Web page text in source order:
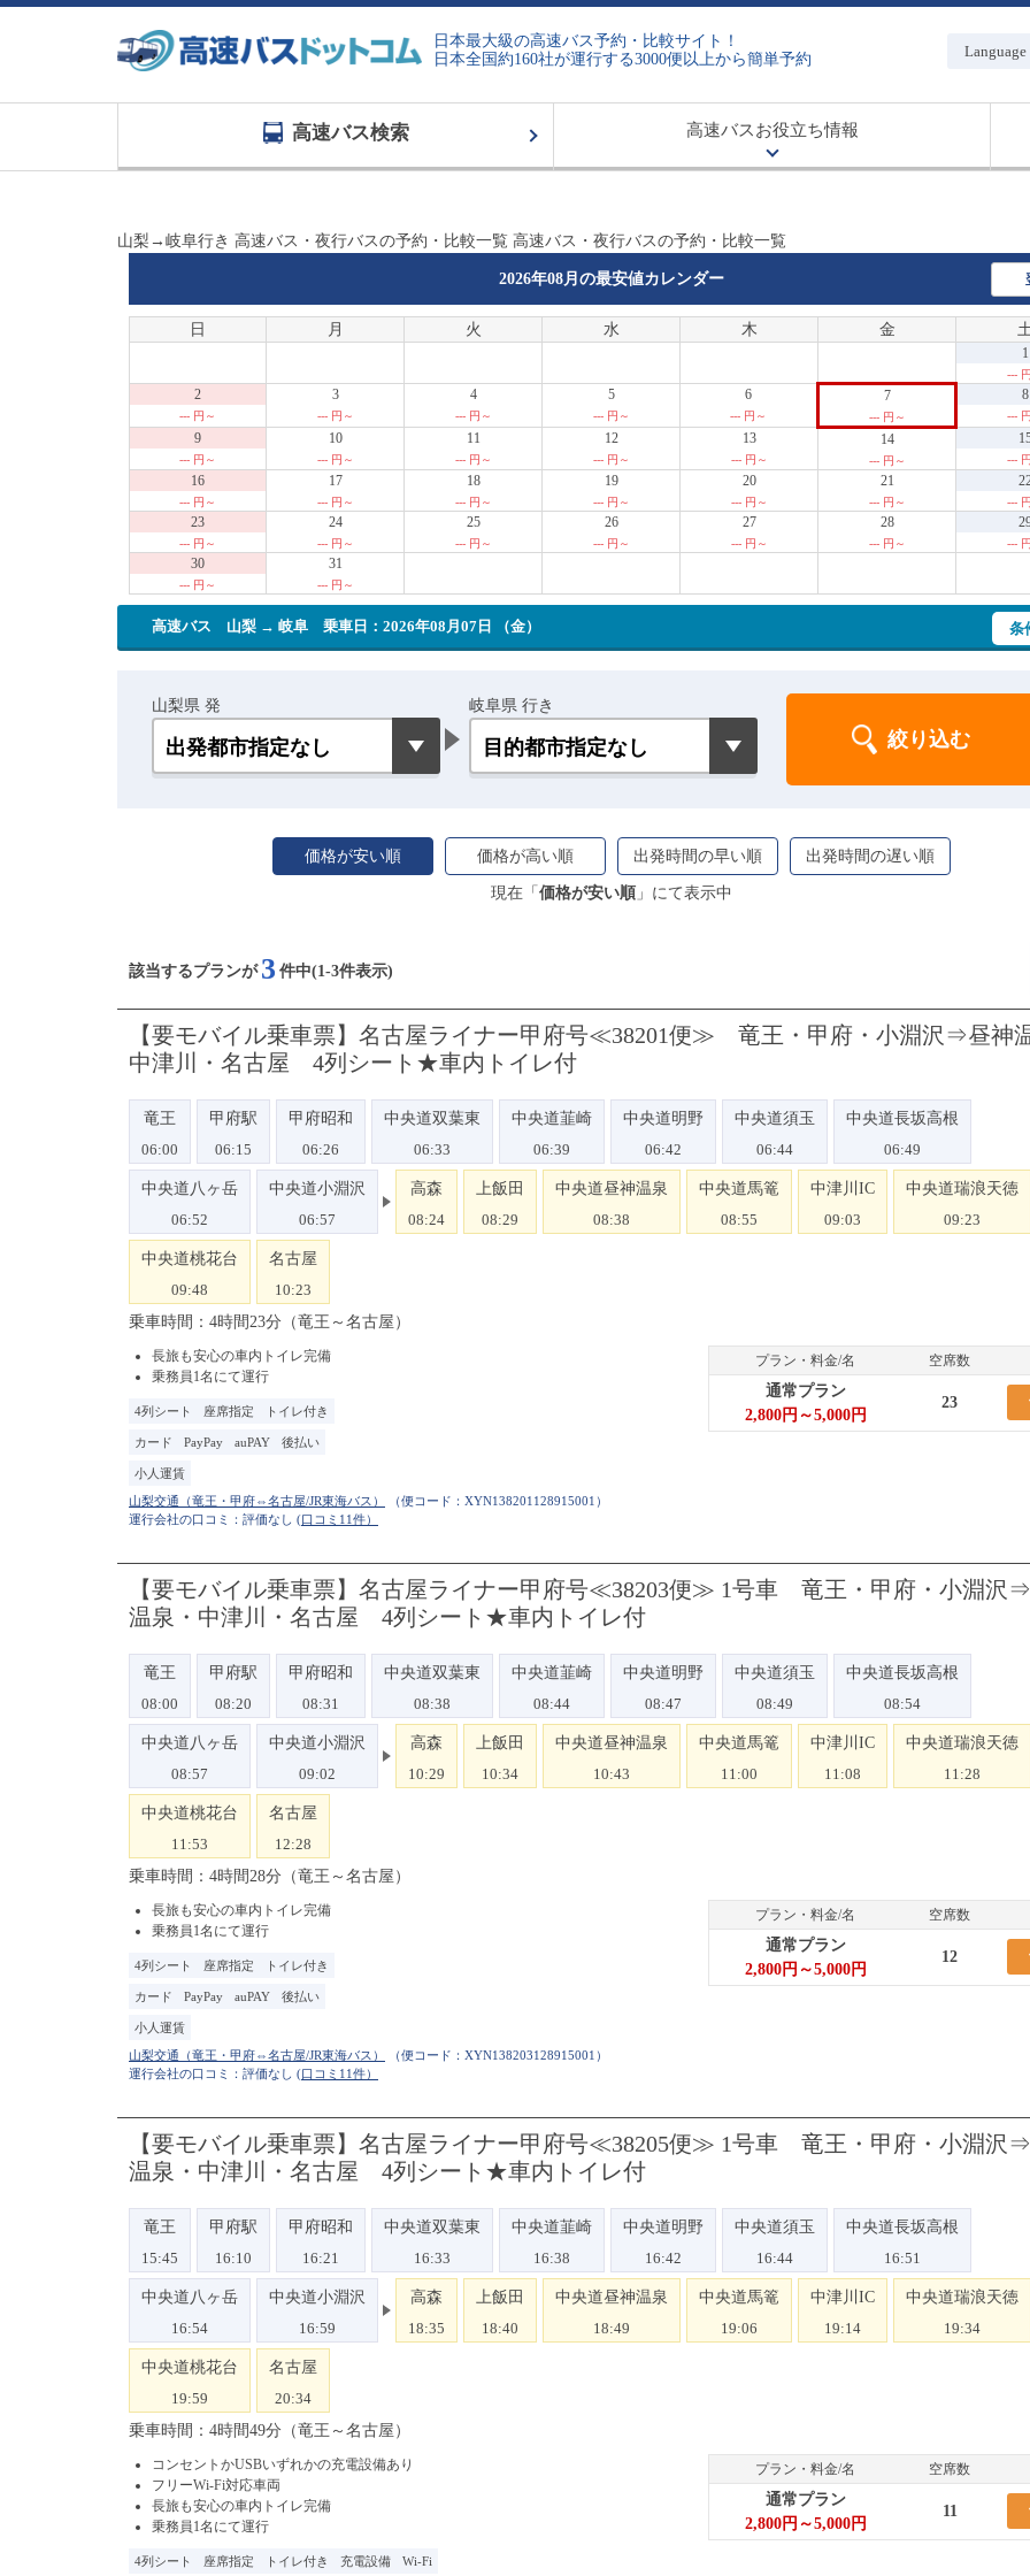
日本最大級の高速バス予約・比較サイト！
日本全国約160社が運行する3000便以上から簡単予約
Language
高速バス検索 高速バスお役立ち情報
山梨→岐阜行き 高速バス・夜行バスの予約・比較一覧 高速バス・夜行バスの予約・比較一覧
2026年08月の最安値カレンダー
日 月 火 水 木 金
1
---
2
--- 円～
3
--- 円～
4
--- 円～
5
--- 円～
6
--- 円～
7
--- 円～
8
---
9
--- 円～
10
--- 円～
11
--- 円～
12
--- 円～
13
--- 円～
14
--- 円～ ---
16
--- 円～
17
--- 円～
18
--- 円～
19
--- 円～
20
--- 円～
21
--- 円～ ---
23
--- 円～
24
--- 円～
25
--- 円～
26
--- 円～
27
--- 円～
28
--- 円～ ---
30
--- 円～
31
--- 円～
高速バス 山梨 → 岐阜 乗車日：2026年08月07日 （金） 条
山梨県 発 岐阜県 行き
価格が安い順 価格が高い順 出発時間の早い順 出発時間の遅い順
現在「 価格が安い順 」にて表示中
該当するプランが 3 件中(1-3件表示)
【要モバイル乗車票】名古屋ライナー甲府号≪38201便≫ 竜王・甲府・小淵沢⇒昼神
中津川・名古屋 4列シート★車内トイレ付
（便コード： XYN138201128915001 ）
運行会社の口コミ：評価なし (口コミ11件）
竜王
06:00
甲府駅
06:15
甲府昭和
06:26
中央道双葉東
06:33
中央道韮崎
06:39
中央道明野
06:42
中央道須玉
06:44
中央道長坂高根
06:49
中央道八ヶ岳
06:52
中央道小淵沢
06:57
高森
08:24
上飯田
08:29
中央道昼神温泉
08:38
中央道馬篭
08:55
中津川IC
09:03
中央道瑞浪天徳
09:23
中央道桃花台
09:48
名古屋
10:23
乗車時間：4時間23分（竜王～名古屋）
4列シート 座席指定 トイレ付き
長旅も安心の車内トイレ完備
乗務員1名にて運行
カード PayPay auPAY 後払い
小人運賃
プラン・料金/名 空席数
通常プラン
2,800円～5,000円
23
【要モバイル乗車票】名古屋ライナー甲府号≪38203便≫ 1号車 竜王・甲府・小淵沢
温泉・中津川・名古屋 4列シート★車内トイレ付
（便コード： XYN138203128915001 ）
運行会社の口コミ：評価なし (口コミ11件）
竜王
08:00
甲府駅
08:20
甲府昭和
08:31
中央道双葉東
08:38
中央道韮崎
08:44
中央道明野
08:47
中央道須玉
08:49
中央道長坂高根
08:54
中央道八ヶ岳
08:57
中央道小淵沢
09:02
高森
10:29
上飯田
10:34
中央道昼神温泉
10:43
中央道馬篭
11:00
中津川IC
11:08
中央道瑞浪天徳
11:28
中央道桃花台
11:53
名古屋
12:28
乗車時間：4時間28分（竜王～名古屋）
4列シート 座席指定 トイレ付き
長旅も安心の車内トイレ完備
乗務員1名にて運行
カード PayPay auPAY 後払い
小人運賃
プラン・料金/名 空席数
通常プラン
2,800円～5,000円
12
【要モバイル乗車票】名古屋ライナー甲府号≪38205便≫ 1号車 竜王・甲府・小淵沢
温泉・中津川・名古屋 4列シート★車内トイレ付
竜王
15:45
甲府駅
16:10
甲府昭和
16:21
中央道双葉東
16:33
中央道韮崎
16:38
中央道明野
16:42
中央道須玉
16:44
中央道長坂高根
16:51
中央道八ヶ岳
16:54
中央道小淵沢
16:59
高森
18:35
上飯田
18:40
中央道昼神温泉
18:49
中央道馬篭
19:06
中津川IC
19:14
中央道瑞浪天徳
19:34
中央道桃花台
19:59
名古屋
20:34
乗車時間：4時間49分（竜王～名古屋）
4列シート 座席指定 トイレ付き 充電設備 Wi-Fi
コンセントかUSBいずれかの充電設備あり
フリーWi-Fi対応車両
長旅も安心の車内トイレ完備
乗務員1名にて運行
プラン・料金/名 空席数
通常プラン
2,800円～5,000円
11